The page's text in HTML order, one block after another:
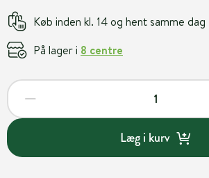
Køb inden kl. 14 og hent samme dag
På lager i 8 centre
Læg i kurv